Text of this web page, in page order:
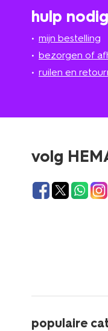
hulp
mijn bestelling
bezorgen of
ruilen en
volg
populaire